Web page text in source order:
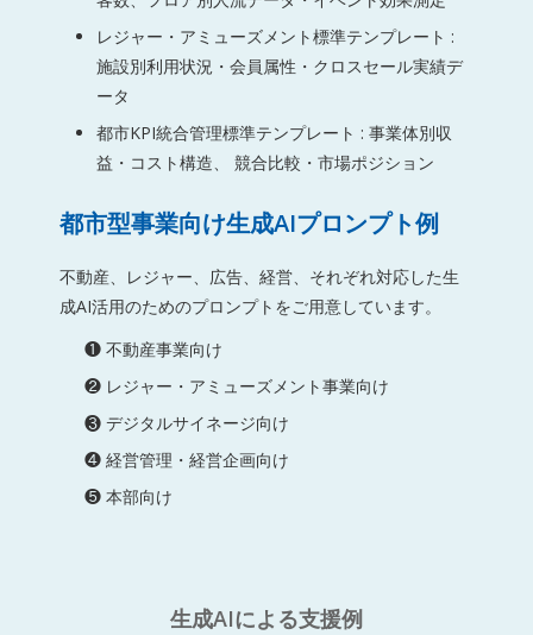
レジャー・アミューズメント標準テンプレート :
施設別利用状況・会員属性・クロスセール実績デ
ータ
都市KPI統合管理標準テンプレート : 事業体別収
益・コスト構造、 競合比較・市場ポジション
都市型事業向け生成AIプロンプト例
不動産、レジャー、広告、経営、それぞれ対応した生
成AI活用のためのプロンプトをご用意しています。
❶ 不動産事業向け
❷ レジャー・アミューズメント事業向け
❸ デジタルサイネージ向け
❹ 経営管理・経営企画向け
❺ 本部向け
生成AIによる支援例